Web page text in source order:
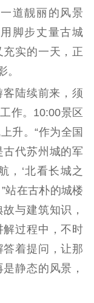
成果集萃
载
文化传承
文化产业
紫艺舞台
道靓丽的风景
脚步丈量古城
实的一天，正
。
陆续前来，须
作。10:00景区
升。“作为全国
代苏州城的军
，‘北看长城之
站在古朴的城楼
与建筑知识，
过程中，不时
着提问，让那
静态的风景，